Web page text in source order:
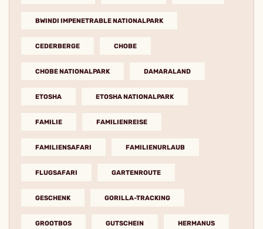
BWINDI IMPENETRABLE NATIONALPARK
CEDERBERGE CHOBE
CHOBE NATIONALPARK DAMARALAND
ETOSHA ETOSHA NATIONALPARK
FAMILIE FAMILIENREISE
FAMILIENSAFARI FAMILIENURLAUB
FLUGSAFARI GARTENROUTE
GESCHENK GORILLA-TRACKING
GROOTBOS GUTSCHEIN HERMANUS